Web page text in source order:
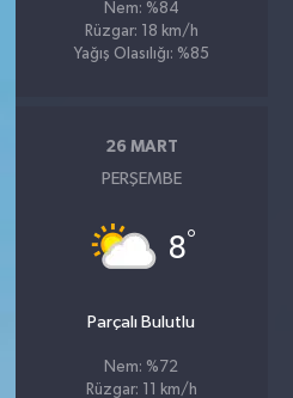
Nem: %84
Rüzgar: 18 km/h
Yağış Olasılığı: %85
26 MART
PERŞEMBE
8°
Parçalı Bulutlu
Nem: %72
Rüzgar: 11 km/h